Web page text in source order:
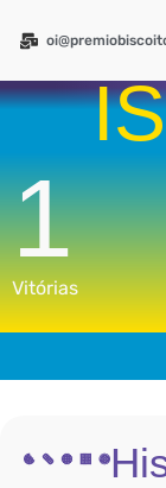
Criar
1
Vitórias